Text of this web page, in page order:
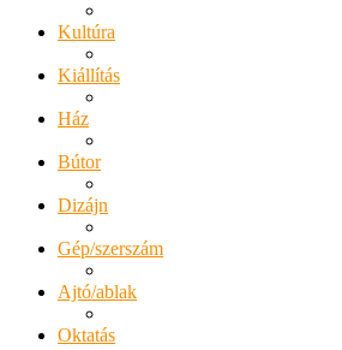
Kultúra
Kiállítás
Ház
Bútor
Dizájn
Gép/szerszám
Ajtó/ablak
Oktatás